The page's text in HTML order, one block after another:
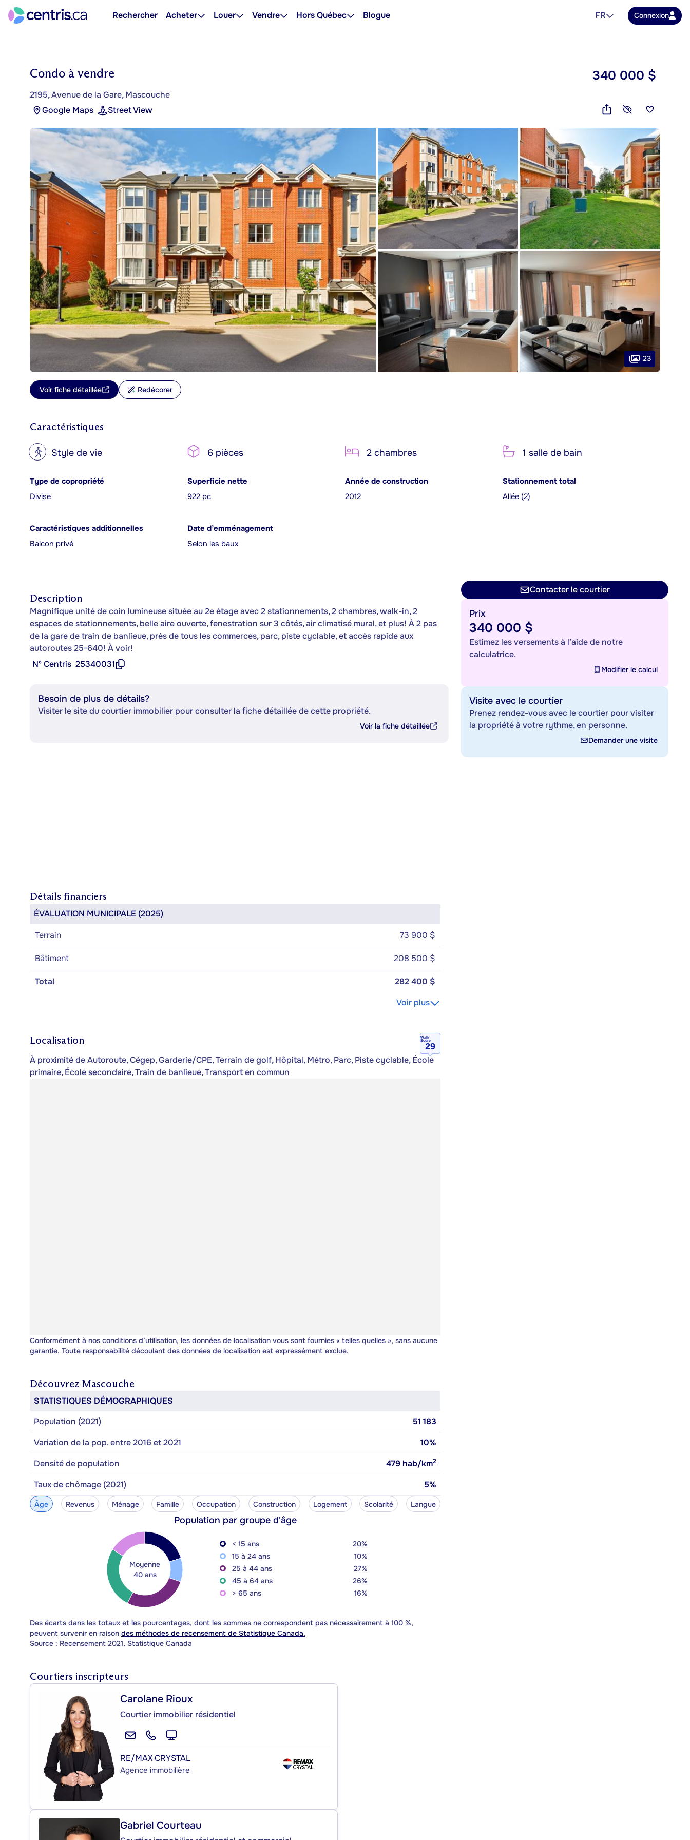
Rechercher Acheter Louer Vendre Hors Québec Blogue FR Connexion
Condo à vendre
2195, Avenue de la Gare, Mascouche
Google Maps
Street View
340 000 $
23
Voir fiche détaillée Redécorer
Caractéristiques
? Style de vie 6 pièces 2 chambres 1 salle de bain
Type de copropriété
Divise
Superficie nette
922 pc
Année de construction
2012
Stationnement total
Allée (2)
Caractéristiques additionnelles
Balcon privé
Date d’emménagement
Selon les baux
Description
Magnifique unité de coin lumineuse située au 2e étage avec 2 stationnements, 2 chambres, walk-in, 2
espaces de stationnements, belle aire ouverte, fenestration sur 3 côtés, air climatisé mural, et plus! À 2 pas
de la gare de train de banlieue, près de tous les commerces, parc, piste cyclable, et accès rapide aux
autoroutes 25-640! À voir!
Nº Centris 25340031
Besoin de plus de détails?
Visiter le site du courtier immobilier pour consulter la fiche détaillée de cette propriété.
Voir la fiche détaillée
Détails financiers
ÉVALUATION MUNICIPALE (2025)
Terrain
73 900 $
Bâtiment 208 500 $
Total
282 400 $
Voir plus
Localisation
Walk
Score
29
À proximité de Autoroute, Cégep, Garderie/CPE, Terrain de golf, Hôpital, Métro, Parc, Piste cyclable, École
primaire, École secondaire, Train de banlieue, Transport en commun
Conformément à nos conditions d’utilisation, les données de localisation vous sont fournies « telles quelles », sans aucune
garantie. Toute responsabilité découlant des données de localisation est expressément exclue.
Découvrez Mascouche
STATISTIQUES DÉMOGRAPHIQUES
Population (2021)
51 183
Variation de la pop. entre 2016 et 2021
10%
Densité de population
479 hab/km2
Taux de chômage (2021) 5%
Âge Revenus Ménage Famille Occupation Construction Logement Scolarité Langue
Population par groupe d'âge
Moyenne
40 ans
< 15 ans
20%
15 à 24 ans
10%
25 à 44 ans
27%
45 à 64 ans
26%
> 65 ans
16%
Des écarts dans les totaux et les pourcentages, dont les sommes ne correspondent pas nécessairement à 100 %,
peuvent survenir en raison des méthodes de recensement de Statistique Canada.
Source : Recensement 2021, Statistique Canada
Courtiers inscripteurs
Carolane Rioux
Courtier immobilier résidentiel
RE/MAX CRYSTAL
Agence immobilière
Gabriel Courteau
Contacter le courtier
Prix
340 000 $
Estimez les versements à l’aide de notre
calculatrice.
Modifier le calcul
Visite avec le courtier
Prenez rendez-vous avec le courtier pour visiter
la propriété à votre rythme, en personne.
Demander une visite